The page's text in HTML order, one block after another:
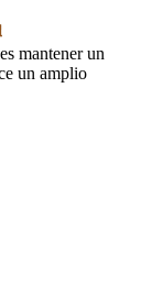
mantener un
un amplio